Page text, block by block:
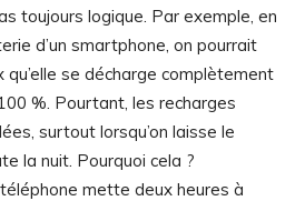
toujours logique. Par exemple, en
d’un smartphone, on pourrait
qu’elle se décharge complètement
%. Pourtant, les recharges
surtout lorsqu’on laisse le
la nuit. Pourquoi cela ?
mette deux heures à